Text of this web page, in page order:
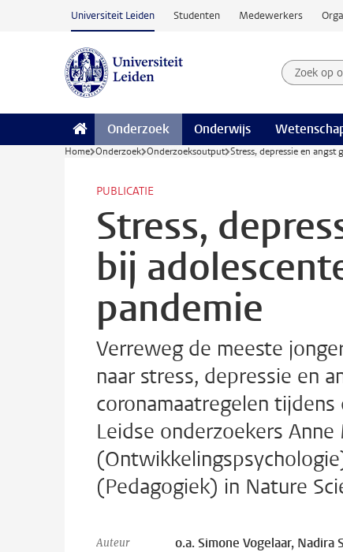
Ga naar hoofdinhoud
Universiteit Leiden Studenten Medewerkers
Zoek op
Onderzoek Onderwijs
Home Onderzoek Onderzoeksoutput Stress, depressie en
PUBLICATIE
Stress,
bij
pandemie
Verreweg de meeste
naar stress, depressie en
coronamaatregelen
Leidse onderzoekers
(Pedagogiek) in Nature
Auteur o.a. Simone Vogelaar, Nadira